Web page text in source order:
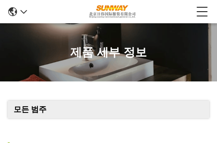
제품 세부 정보
모든 범주